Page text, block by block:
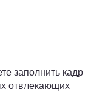
заполнить кадр
отвлекающих